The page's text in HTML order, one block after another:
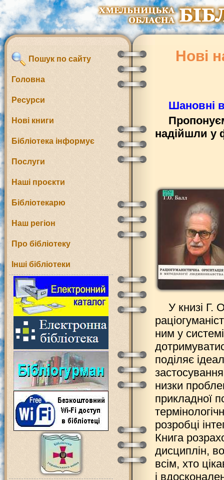
Пошук по сайту
Головна
Ресурси
Нові книги
Бібліотека інформує
Послуги
Наші проєкти
Бібліотекарю
Наш регіон
Про бібліотеку
Інші бібліотеки
Нові
Шановні
надійшли у
У книзі Г.
ним у
поділяє
низки
прикладної
розробці
Книга
дисциплін,
всім, хто
і